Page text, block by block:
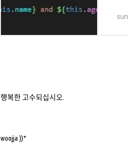
행복한 고수되십시오.
woojja ))*